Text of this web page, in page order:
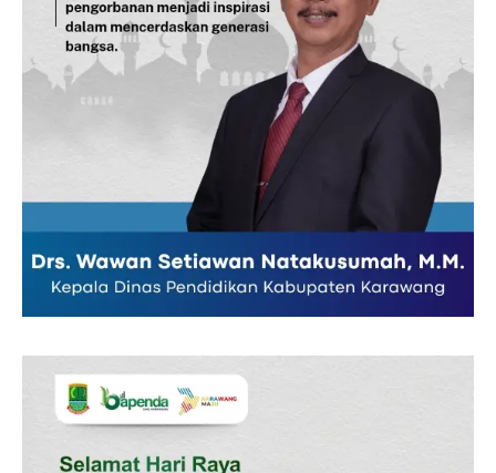
Company
Pedoman Media Siber
Tentang Kami
Indeks Berita